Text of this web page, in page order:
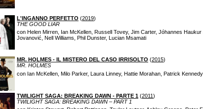
L'INGANNO PERFETTO (2019)
THE GOOD LIAR
con Helen Mirren, Ian McKellen, Russell Tovey, Jim Carter, Jóhannes
Jovanović, Nell Williams, Phil Dunster, Lucian Msamati
MR. HOLMES - IL MISTERO DEL CASO IRRISOLTO (2015)
MR. HOLMES
con Ian McKellen, Milo Parker, Laura Linney, Hattie Morahan, Patrick Kennedy
TWILIGHT SAGA: BREAKING DAWN - PARTE 1 (2011)
TWILIGHT SAGA: BREAKING DAWN – PART 1